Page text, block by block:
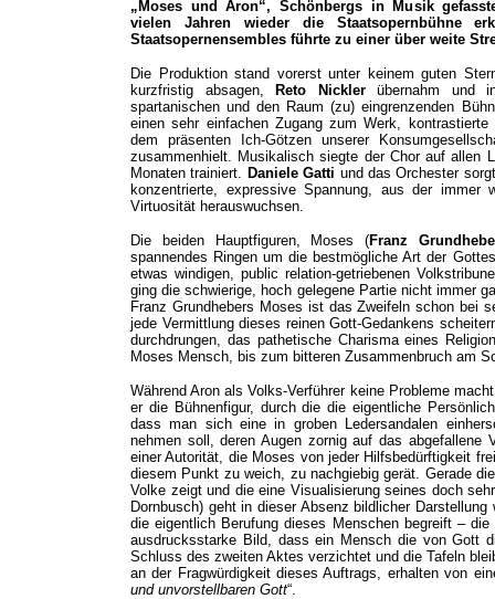
„Moses und Aron“, Schönbergs in Musik
vielen Jahren wieder die Staatsopernbühne
Staatsopernensembles führte zu einer über weite
Die Produktion stand vorerst unter keinem guten
kurzfristig absagen,
Reto Nicklerübernahm und
spartanischen und den Raum (zu) eingrenzenden
einen sehr einfachen Zugang zum Werk, kontrastierte
dem präsenten Ich-Götzen unserer
zusammenhielt. Musikalisch siegte der Chor auf allen
Monaten trainiert. Daniele Gatti und das Orchester
konzentrierte, expressive Spannung, aus der immer
Virtuosität herauswuchsen.
Die beiden Hauptfiguren, Moses (Franz
spannendes Ringen um die bestmögliche Art der
etwas windigen, public relation-getriebenen
ging die schwierige, hoch gelegene Partie nicht immer
Franz Grundhebers Moses ist das Zweifeln schon bei
jede Vermittlung dieses reinen Gott-Gedankens
durchdrungen, das pathetische Charisma eines
Moses Mensch, bis zum bitteren Zusammenbruch am
Während Aron als Volks-Verführer keine Probleme
er die Bühnenfigur, durch die die eigentliche
dass man sich eine in groben Ledersandalen
nehmen soll, deren Augen zornig auf das
einer Autorität, die Moses von jeder Hilfsbedürftigkeit
diesem Punkt zu weich, zu nachgiebig gerät. Gerade
Volke zeigt und die eine Visualisierung seines doch
Dornbusch) geht in dieser Absenz bildlicher
die eigentlich Berufung dieses Menschen begreift –
ausdrucksstarke Bild, dass ein Mensch die von Gott
Schluss des zweiten Aktes verzichtet und die Tafeln
an der Fragwürdigkeit dieses Auftrags, erhalten von
und unvorstellbaren Gott“.